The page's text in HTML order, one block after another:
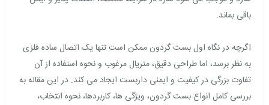
باقی بماند.
اگرچه در نگاه اول بست گردون ممکن است تنها یک اتصال ساده فلزی
به نظر برسد، اما طراحی دقیق، متریال مرغوب و نحوه استفاده از آن
تفاوت بزرگی در کیفیت و ایمنی داربست ایجاد می کند. در این مقاله به
بررسی کامل انواع بست گردون، ویژگی ها، کاربردها، نحوه انتخاب،